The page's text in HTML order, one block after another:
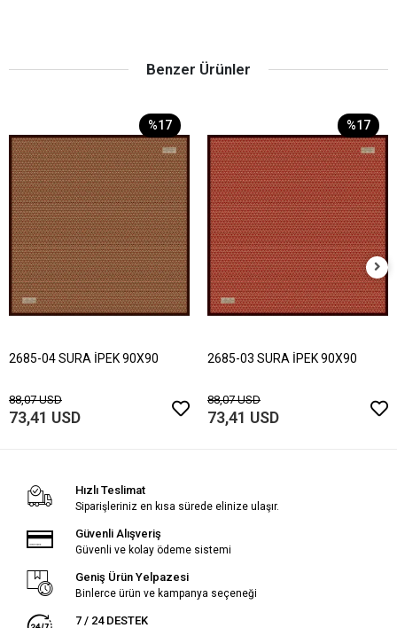
Benzer Ürünler
%17
2685-04 SURA İPEK 90X90
88,07 USD
73,41 USD
%17
2685-03 SURA İPEK 90X90
88,07 USD
73,41 USD
Hızlı Teslimat
Siparişleriniz en kısa sürede elinize ulaşır.
Güvenli Alışveriş
Güvenli ve kolay ödeme sistemi
Geniş Ürün Yelpazesi
Binlerce ürün ve kampanya seçeneği
7 / 24 DESTEK